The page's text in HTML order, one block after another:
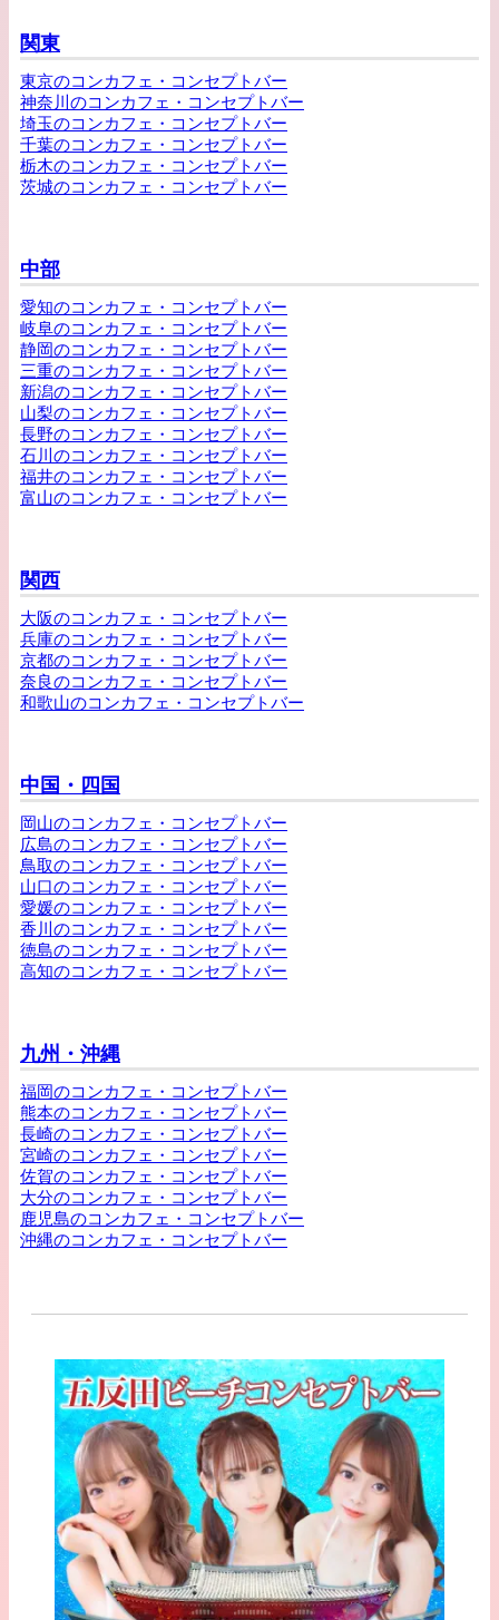
関東
東京のコンカフェ・コンセプトバー
神奈川のコンカフェ・コンセプトバー
埼玉のコンカフェ・コンセプトバー
千葉のコンカフェ・コンセプトバー
栃木のコンカフェ・コンセプトバー
茨城のコンカフェ・コンセプトバー
中部
愛知のコンカフェ・コンセプトバー
岐阜のコンカフェ・コンセプトバー
静岡のコンカフェ・コンセプトバー
三重のコンカフェ・コンセプトバー
新潟のコンカフェ・コンセプトバー
山梨のコンカフェ・コンセプトバー
長野のコンカフェ・コンセプトバー
石川のコンカフェ・コンセプトバー
福井のコンカフェ・コンセプトバー
富山のコンカフェ・コンセプトバー
関西
大阪のコンカフェ・コンセプトバー
兵庫のコンカフェ・コンセプトバー
京都のコンカフェ・コンセプトバー
奈良のコンカフェ・コンセプトバー
和歌山のコンカフェ・コンセプトバー
中国・四国
岡山のコンカフェ・コンセプトバー
広島のコンカフェ・コンセプトバー
鳥取のコンカフェ・コンセプトバー
山口のコンカフェ・コンセプトバー
愛媛のコンカフェ・コンセプトバー
香川のコンカフェ・コンセプトバー
徳島のコンカフェ・コンセプトバー
高知のコンカフェ・コンセプトバー
九州・沖縄
福岡のコンカフェ・コンセプトバー
熊本のコンカフェ・コンセプトバー
長崎のコンカフェ・コンセプトバー
宮崎のコンカフェ・コンセプトバー
佐賀のコンカフェ・コンセプトバー
大分のコンカフェ・コンセプトバー
鹿児島のコンカフェ・コンセプトバー
沖縄のコンカフェ・コンセプトバー